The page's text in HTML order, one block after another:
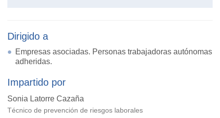
Dirigido a
Empresas asociadas. Personas trabajadoras autónomas
adheridas.
Impartido por
Sonia Latorre Cazaña
Técnico de prevención de riesgos laborales